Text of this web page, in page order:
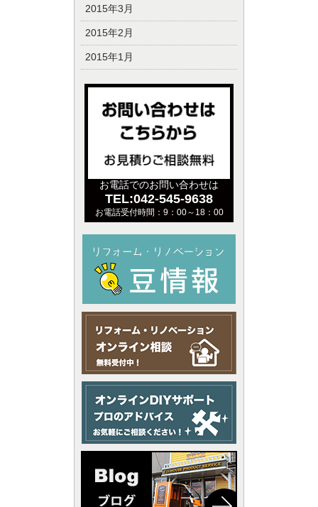
2015年3月
2015年2月
2015年1月
お電話でのお問い合わせは
TEL:042-545-9638
お電話受付時間：9：00～18：00